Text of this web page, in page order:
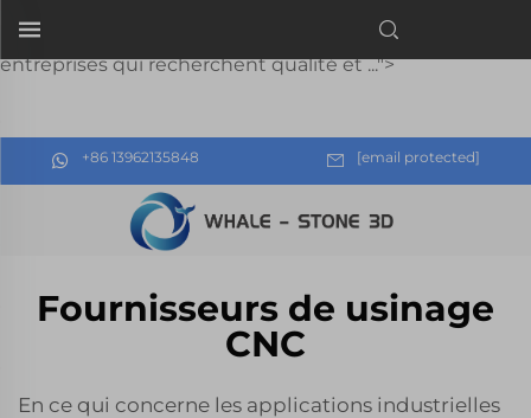
, Whale Stone est une source privilégiée pour les
entreprises qui recherchent qualité et ...">
+86 13962135848 [email protected]
Fournisseurs de usinage
CNC
En ce qui concerne les applications industrielles